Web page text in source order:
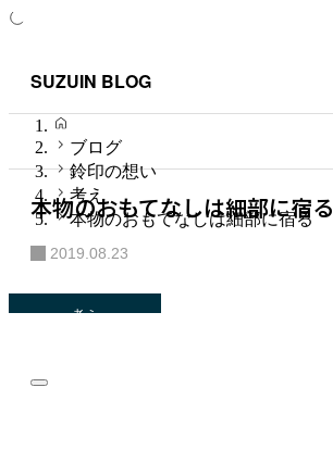
SUZUIN BLOG
ブログ
鈴印の想い
考え
本物のおもてなしは細部に宿る
本物のおもてなしは細部に宿る
2019.08.23
考え